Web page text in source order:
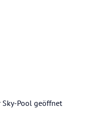
Sky-Pool geöffnet